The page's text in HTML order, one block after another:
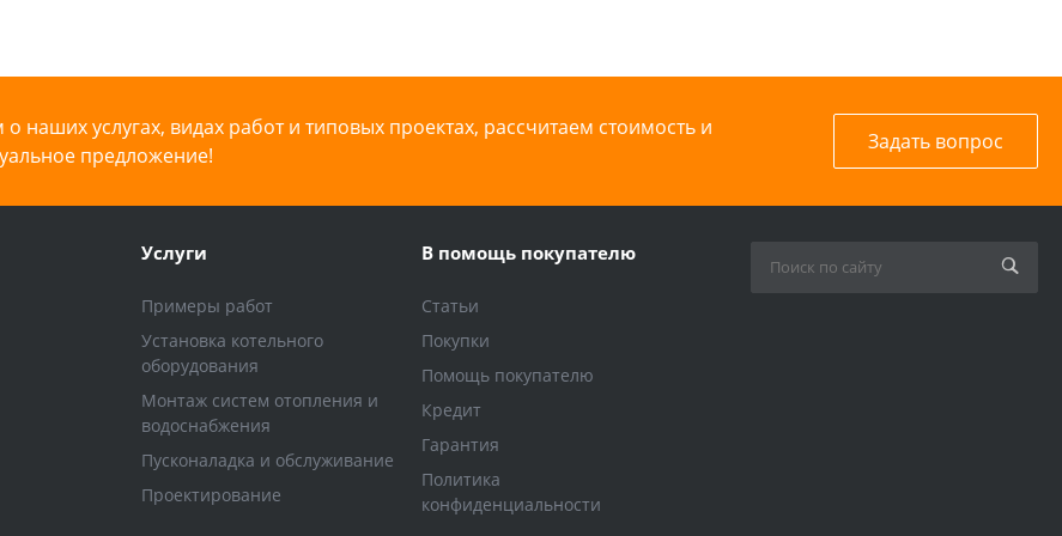
наших услугах, видах работ и типовых проектах, рассчитаем стоимость и
предложение!
Задать вопрос
Услуги
Примеры работ
Установка котельного
оборудования
Монтаж систем отопления и
водоснабжения
Пусконаладка и обслуживание
Проектирование
В помощь покупателю
Статьи
Покупки
Помощь покупателю
Кредит
Гарантия
Политика
конфиденциальности